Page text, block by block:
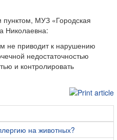
МУЗ «Городская
Николаевна:
не приводит к нарушению
недостаточностью
и контролировать
на животных?